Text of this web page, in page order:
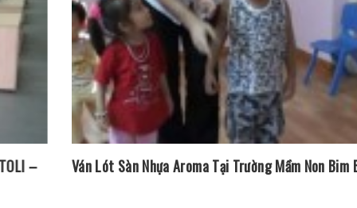
Ván Lót Sàn Nhựa Aroma Tại Trường Mầm Non Bim Bon